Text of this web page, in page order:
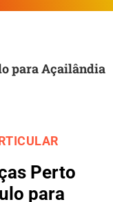
para Açailândia
Perto
para